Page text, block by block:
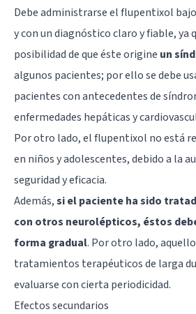
Debe administrarse el flupentixol
y con un diagnóstico claro y fiable, ya
posibilidad de que éste origine un
algunos pacientes; por ello se debe
pacientes con antecedentes de
enfermedades hepáticas y
Por otro lado, el flupentixol no está
en niños y adolescentes, debido a la
seguridad y eficacia.
Además,si el paciente ha sido
con otros neurolépticos, éstos
forma gradual. Por otro lado,
tratamientos terapéuticos de larga
evaluarse con cierta periodicidad.
Efectos secundarios